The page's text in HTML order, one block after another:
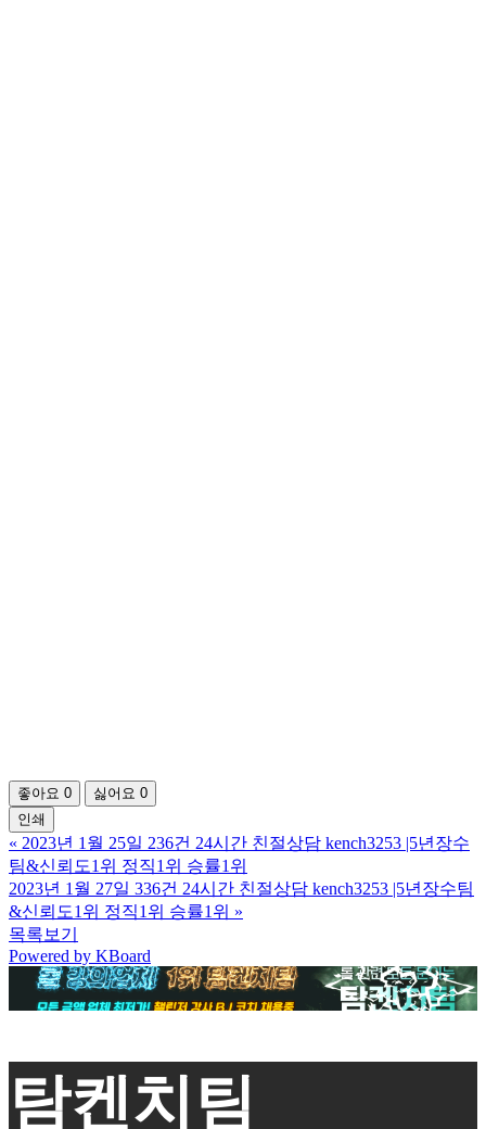
좋아요 0 싫어요 0
인쇄
« 2023년 1월 25일 236건 24시간 친절상담 kench3253 |5년장수
팀&신뢰도1위 정직1위 승률1위
2023년 1월 27일 336건 24시간 친절상담 kench3253 |5년장수팀
&신뢰도1위 정직1위 승률1위 »
목록보기
Powered by KBoard
탐켄치팀